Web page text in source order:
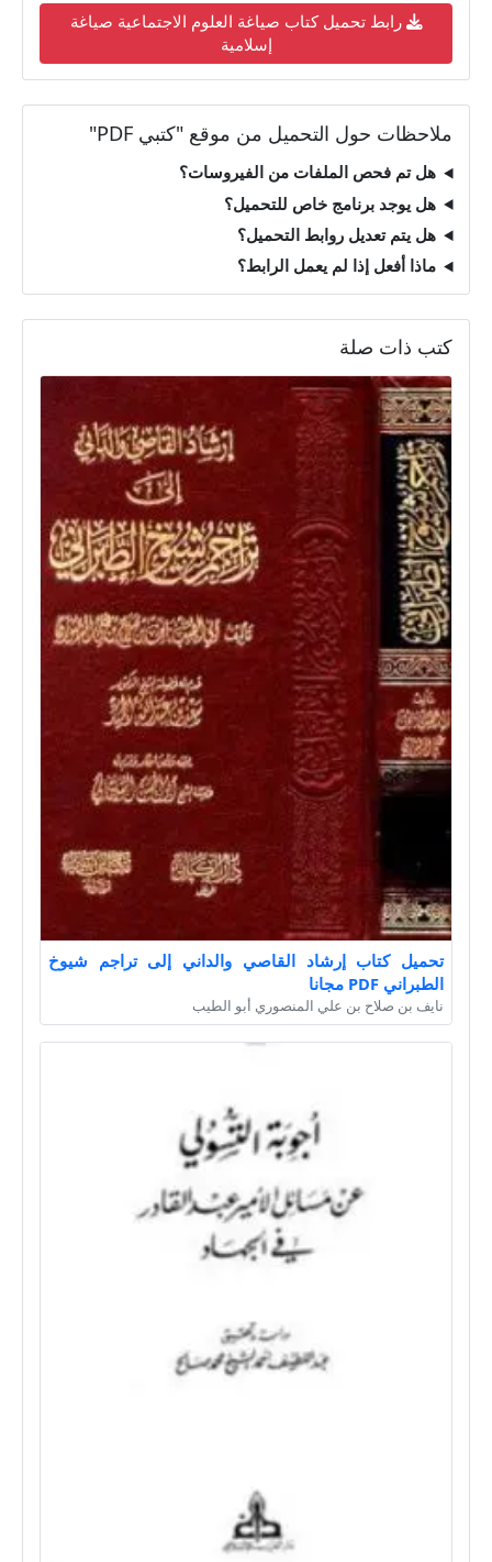
رابط تحميل كتاب صياغة العلوم الاجتماعية صياغة
إسلامية
ملاحظات حول التحميل من موقع "كتبي PDF"
هل تم فحص الملفات من الفيروسات؟
هل يوجد برنامج خاص للتحميل؟
هل يتم تعديل روابط التحميل؟
ماذا أفعل إذا لم يعمل الرابط؟
كتب ذات صلة
تحميل كتاب إرشاد القاصي والداني إلى تراجم شيوخ
الطبراني PDF مجانا
نايف بن صلاح بن علي المنصوري أبو الطيب